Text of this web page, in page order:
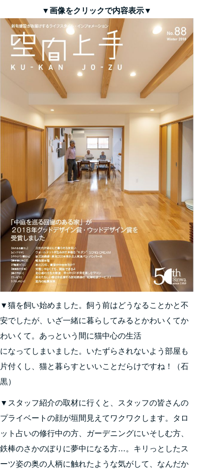
▼画像をクリックで内容表示▼
▼猫を飼い始めました。飼う前はどうなることかと不
安でしたが、いざ一緒に暮らしてみるとかわいくてか
わいくて。あっという間に猫中心の生活
になってしまいました。いたずらされないよう部屋も
片付くし、猫と暮らすといいことだらけですね！（石
黒）
▼スタッフ紹介の取材に行くと、スタッフの皆さんの
プライベートの顔が垣間見えてワクワクします。タロ
ット占いの修行中の方、ガーデニングにいそしむ方、
鉄棒のさかのぼりに夢中になる方…。キリっとしたス
ーツ姿の奥の人柄に触れたような気がして、なんだか